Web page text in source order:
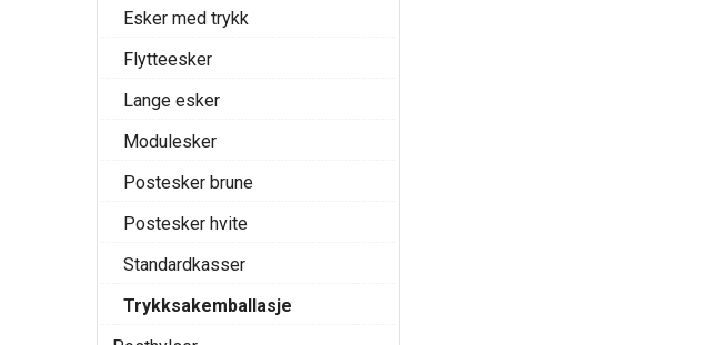
Esker med trykk
Flytteesker
Lange esker
Modulesker
Postesker brune
Postesker hvite
Standardkasser
Trykksakemballasje